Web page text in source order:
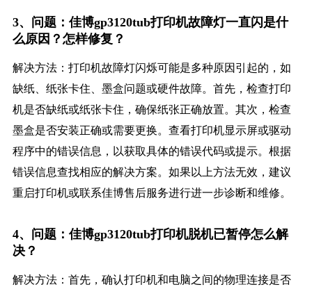
3、问题：佳博gp3120tub打印机故障灯一直闪是什
么原因？怎样修复？
解决方法：打印机故障灯闪烁可能是多种原因引起的，如
缺纸、纸张卡住、墨盒问题或硬件故障。首先，检查打印
机是否缺纸或纸张卡住，确保纸张正确放置。其次，检查
墨盒是否安装正确或需要更换。查看打印机显示屏或驱动
程序中的错误信息，以获取具体的错误代码或提示。根据
错误信息查找相应的解决方案。如果以上方法无效，建议
重启打印机或联系佳博售后服务进行进一步诊断和维修。
4、问题：佳博gp3120tub打印机脱机已暂停怎么解
决？
解决方法：首先，确认打印机和电脑之间的物理连接是否